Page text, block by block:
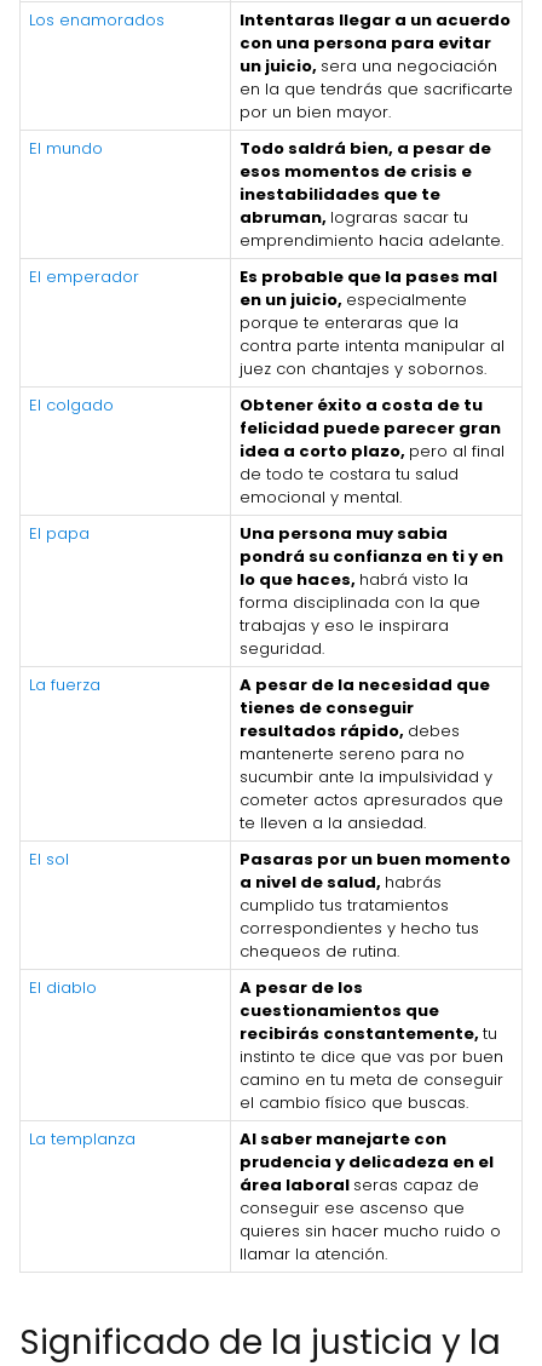
Los enamorados
Intentaras llegar a un acuerdo
con una persona para evitar
un juicio, sera una negociación
en la que tendrás que sacrificarte
por un bien mayor.
El mundo
Todo saldrá bien, a pesar de
esos momentos de crisis e
inestabilidades que te
abruman, lograras sacar tu
emprendimiento hacia adelante.
El emperador
Es probable que la pases mal
en un juicio, especialmente
porque te enteraras que la
contra parte intenta manipular al
juez con chantajes y sobornos.
El colgado
Obtener éxito a costa de tu
felicidad puede parecer gran
idea a corto plazo, pero al final
de todo te costara tu salud
emocional y mental.
El papa
Una persona muy sabia
pondrá su confianza en ti y en
lo que haces, habrá visto la
forma disciplinada con la que
trabajas y eso le inspirara
seguridad.
La fuerza
A pesar de la necesidad que
tienes de conseguir
resultados rápido, debes
mantenerte sereno para no
sucumbir ante la impulsividad y
cometer actos apresurados que
te lleven a la ansiedad.
El sol
Pasaras por un buen momento
a nivel de salud, habrás
cumplido tus tratamientos
correspondientes y hecho tus
chequeos de rutina.
El diablo
A pesar de los
cuestionamientos que
recibirás constantemente, tu
instinto te dice que vas por buen
camino en tu meta de conseguir
el cambio físico que buscas.
La templanza
Al saber manejarte con
prudencia y delicadeza en el
área laboral seras capaz de
conseguir ese ascenso que
quieres sin hacer mucho ruido o
llamar la atención.
Significado de la justicia y la